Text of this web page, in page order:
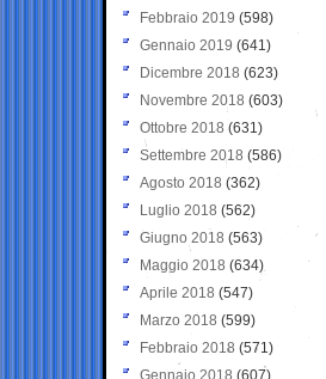
Febbraio 2019 (598)
Gennaio 2019 (641)
Dicembre 2018 (623)
Novembre 2018 (603)
Ottobre 2018 (631)
Settembre 2018 (586)
Agosto 2018 (362)
Luglio 2018 (562)
Giugno 2018 (563)
Maggio 2018 (634)
Aprile 2018 (547)
Marzo 2018 (599)
Febbraio 2018 (571)
Gennaio 2018 (607)